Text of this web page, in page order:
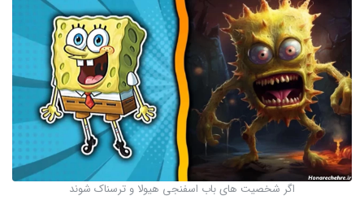
اگر شخصیت های باب اسفنجی هیولا و ترسناک شوند